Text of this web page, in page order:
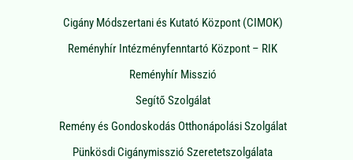
Cigány Módszertani és Kutató Központ (CIMOK)
Reményhír Intézményfenntartó Központ – RIK
Reményhír Misszió
Segítő Szolgálat
Remény és Gondoskodás Otthonápolási Szolgálat
Pünkösdi Cigánymisszió Szeretetszolgálata